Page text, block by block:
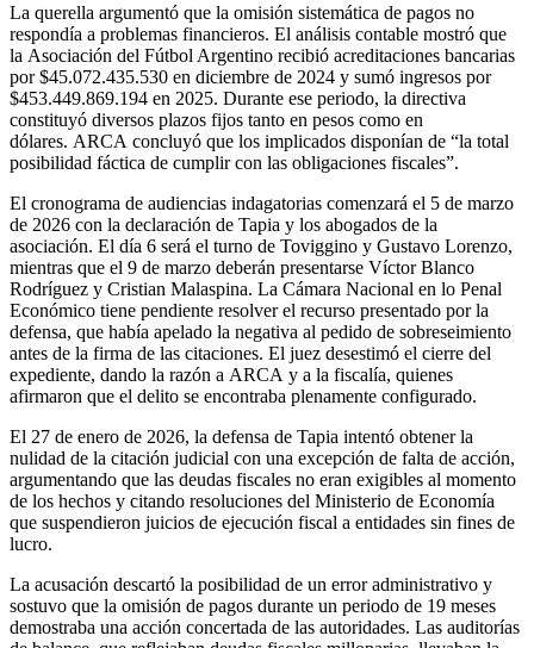
La querella argumentó que la omisión sistemática de pagos no
respondía a problemas financieros. El análisis contable mostró que
la Asociación del Fútbol Argentino recibió acreditaciones bancarias
por $45.072.435.530 en diciembre de 2024 y sumó ingresos por
$453.449.869.194 en 2025. Durante ese periodo, la directiva
constituyó diversos plazos fijos tanto en pesos como en
dólares. ARCA concluyó que los implicados disponían de “la total
posibilidad fáctica de cumplir con las obligaciones fiscales”.
El cronograma de audiencias indagatorias comenzará el 5 de marzo
de 2026 con la declaración de Tapia y los abogados de la
asociación. El día 6 será el turno de Toviggino y Gustavo Lorenzo,
mientras que el 9 de marzo deberán presentarse Víctor Blanco
Rodríguez y Cristian Malaspina. La Cámara Nacional en lo Penal
Económico tiene pendiente resolver el recurso presentado por la
defensa, que había apelado la negativa al pedido de sobreseimiento
antes de la firma de las citaciones. El juez desestimó el cierre del
expediente, dando la razón a ARCA y a la fiscalía, quienes
afirmaron que el delito se encontraba plenamente configurado.
El 27 de enero de 2026, la defensa de Tapia intentó obtener la
nulidad de la citación judicial con una excepción de falta de acción,
argumentando que las deudas fiscales no eran exigibles al momento
de los hechos y citando resoluciones del Ministerio de Economía
que suspendieron juicios de ejecución fiscal a entidades sin fines de
lucro.
La acusación descartó la posibilidad de un error administrativo y
sostuvo que la omisión de pagos durante un periodo de 19 meses
demostraba una acción concertada de las autoridades. Las auditorías